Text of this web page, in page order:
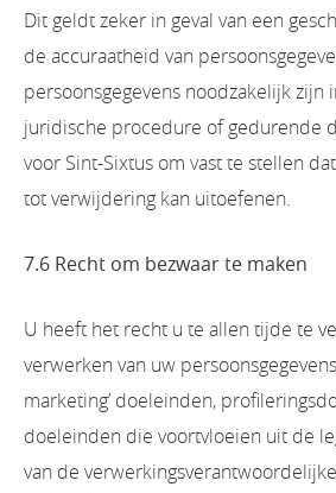
Dit geldt zeker in geval van een
de accuraatheid van
persoonsgegevens noodzakelijk zijn
juridische procedure of gedurende
voor Sint-Sixtus om vast te stellen
tot verwijdering kan uitoefenen.
7.6 Recht om bezwaar te maken
U heeft het recht u te allen tijde te
verwerken van uw
marketing’ doeleinden,
doeleinden die voortvloeien uit de
van de